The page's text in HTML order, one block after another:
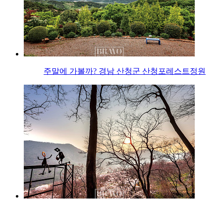
주말에 가볼까? 경남 산청군 산청포레스트정원